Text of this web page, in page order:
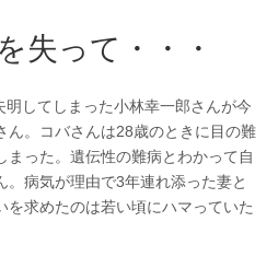
失って・・・
してしまった小林幸一郎さんが今
ん。コバさんは28歳のときに目の難
まった。遺伝性の難病とわかって自
。病気が理由で3年連れ添った妻と
を求めたのは若い頃にハマっていた